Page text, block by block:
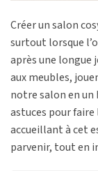
Créer un salon
surtout lorsque
après une longue
aux meubles,
notre salon en un
astuces pour
accueillant à cet
parvenir, tout en